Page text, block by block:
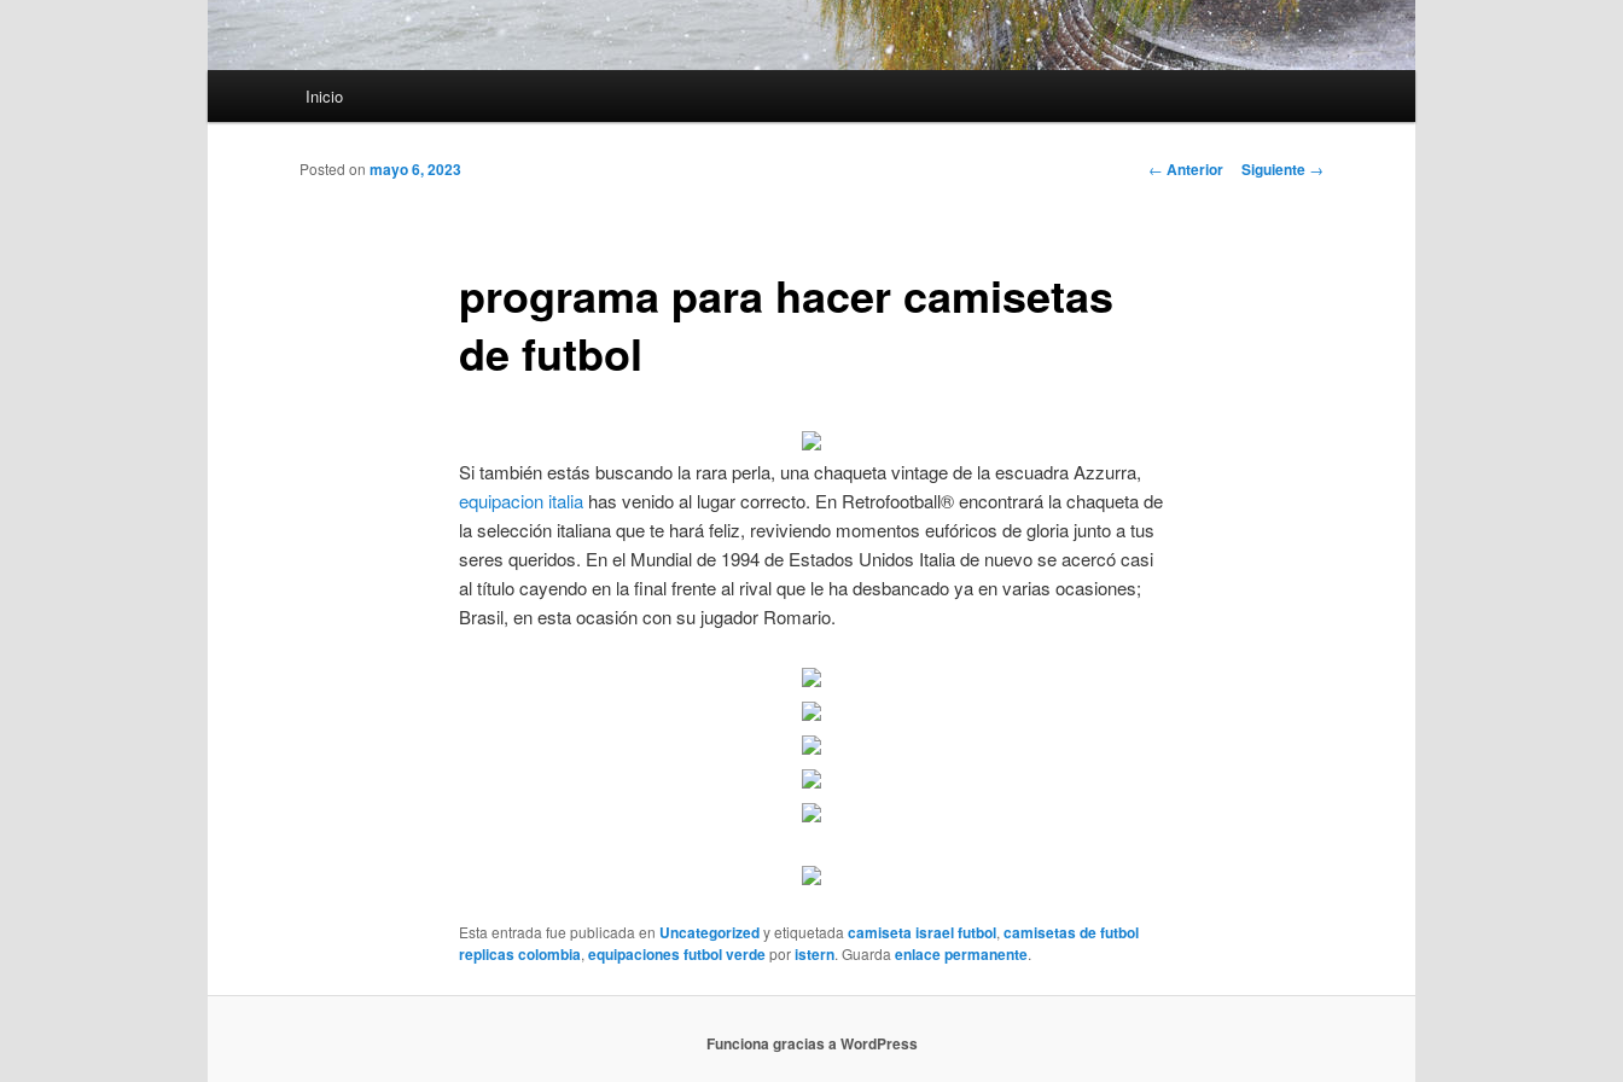
Inicio
Navegación
← Anterior Siguiente →
programa para hacer camisetas
de futbol
Posted on mayo 6, 2023
Si también estás buscando la rara perla, una chaqueta vintage de la escuadra Azzurra,
equipacion italiahas venido al lugar correcto. En Retrofootball® encontrará la chaqueta de
la selección italiana que te hará feliz, reviviendo momentos eufóricos de gloria junto a tus
seres queridos. En el Mundial de 1994 de Estados Unidos Italia de nuevo se acercó casi
al título cayendo en la final frente al rival que le ha desbancado ya en varias ocasiones;
Brasil, en esta ocasión con su jugador Romario.
Esta entrada fue publicada en Uncategorizedy etiquetadacamiseta israel futbol,camisetas de futbol
replicas colombia,equipaciones futbol verdeporistern. Guardaenlace permanente.
Funciona gracias a WordPress